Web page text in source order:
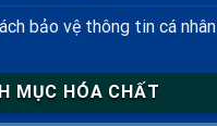
bảo vệ thông tin cá nhân
MỤC HÓA CHẤT